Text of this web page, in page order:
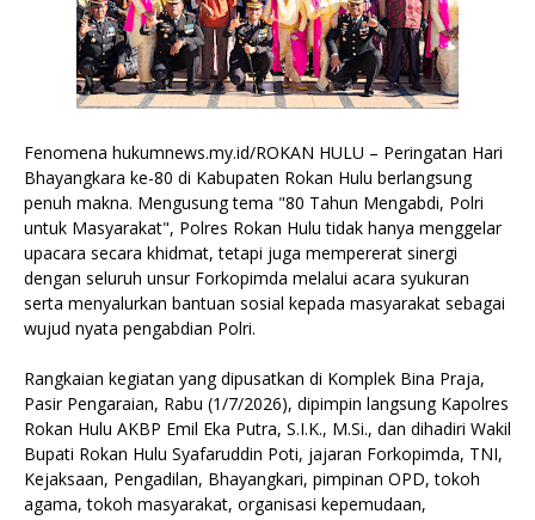
Fenomena hukumnews.my.id/ROKAN HULU – Peringatan Hari
Bhayangkara ke-80 di Kabupaten Rokan Hulu berlangsung
penuh makna. Mengusung tema "80 Tahun Mengabdi, Polri
untuk Masyarakat", Polres Rokan Hulu tidak hanya menggelar
upacara secara khidmat, tetapi juga mempererat sinergi
dengan seluruh unsur Forkopimda melalui acara syukuran
serta menyalurkan bantuan sosial kepada masyarakat sebagai
wujud nyata pengabdian Polri.
Rangkaian kegiatan yang dipusatkan di Komplek Bina Praja,
Pasir Pengaraian, Rabu (1/7/2026), dipimpin langsung Kapolres
Rokan Hulu AKBP Emil Eka Putra, S.I.K., M.Si., dan dihadiri Wakil
Bupati Rokan Hulu Syafaruddin Poti, jajaran Forkopimda, TNI,
Kejaksaan, Pengadilan, Bhayangkari, pimpinan OPD, tokoh
agama, tokoh masyarakat, organisasi kepemudaan,